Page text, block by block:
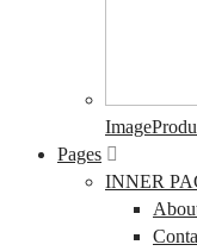
Pages
INNER